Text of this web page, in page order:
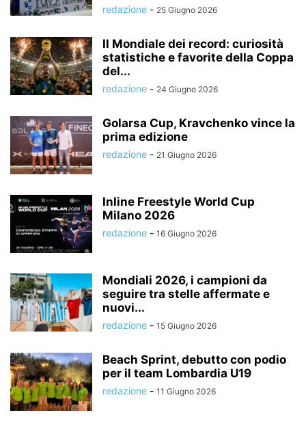
redazione - 25 Giugno 2026
Il Mondiale dei record: curiosità
statistiche e favorite della Coppa
del...
redazione - 24 Giugno 2026
Golarsa Cup, Kravchenko vince la
prima edizione
redazione - 21 Giugno 2026
Inline Freestyle World Cup
Milano 2026
redazione - 16 Giugno 2026
Mondiali 2026, i campioni da
seguire tra stelle affermate e
nuovi...
redazione - 15 Giugno 2026
Beach Sprint, debutto con podio
per il team Lombardia U19
redazione - 11 Giugno 2026